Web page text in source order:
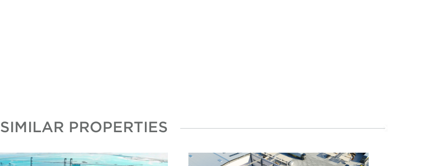
SIMILAR PROPERTIES